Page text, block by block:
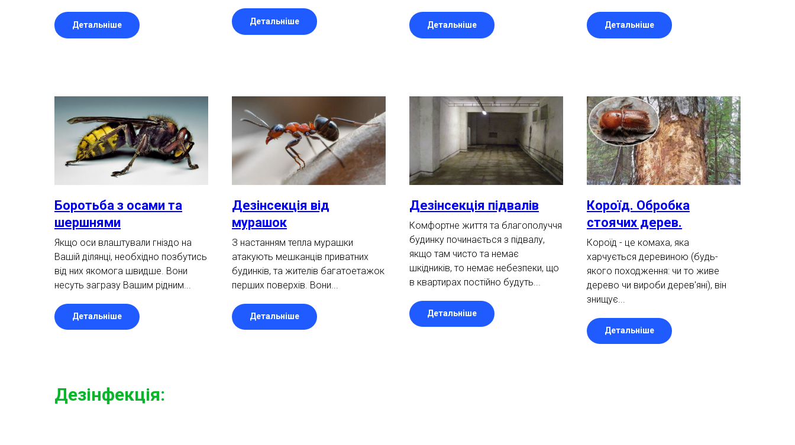
Детальніше Детальніше Детальніше Детальніше
Боротьба з осами та
шершнями
Якщо оси влаштували гніздо на
Вашій ділянці, необхідно позбутись
від них якомога швидше. Вони
несуть загразу Вашим рідним...
Детальніше
Дезінсекція від
мурашок
З настанням тепла мурашки
атакують мешканців приватних
будинків, та жителів багатоетажок
перших поверхів. Вони...
Детальніше
Дезінсекція підвалів
Комфортне життя та благополуччя
будинку починається з підвалу,
якщо там чисто та немає
шкідників, то немає небезпеки, що
в квартирах постійно будуть...
Детальніше
Короїд. Обробка
стоячих дерев.
Короїд - це комаха, яка
харчується деревиною (будь-
якого походження: чи то живе
дерево чи вироби дерев'яні), він
знищує...
Детальніше
Дезінфекція: